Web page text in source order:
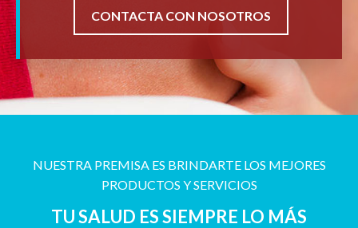
CONTACTA CON NOSOTROS
NUESTRA PREMISA ES BRINDARTE LOS MEJORES
PRODUCTOS Y SERVICIOS
TU SALUD ES SIEMPRE LO MÁS